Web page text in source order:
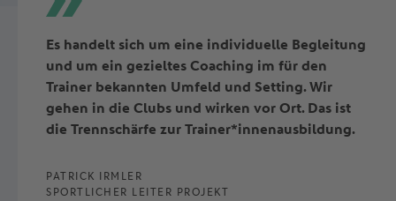
Es handelt sich um eine individuelle Begleitung
und um ein gezieltes Coaching im für den
Trainer bekannten Umfeld und Setting. Wir
gehen in die Clubs und wirken vor Ort. Das ist
die Trennschärfe zur Trainer*innenausbildung.
PATRICK IRMLER
SPORTLICHER LEITER PROJEKT